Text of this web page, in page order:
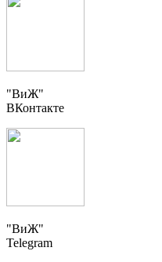
"ВиЖ"
ВКонтакте
"ВиЖ"
Telegram